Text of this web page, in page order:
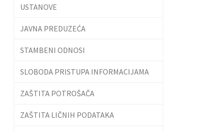
USTANOVE
JAVNA PREDUZEĆA
STAMBENI ODNOSI
SLOBODA PRISTUPA INFORMACIJAMA
ZAŠTITA POTROŠAČA
ZAŠTITA LIČNIH PODATAKA